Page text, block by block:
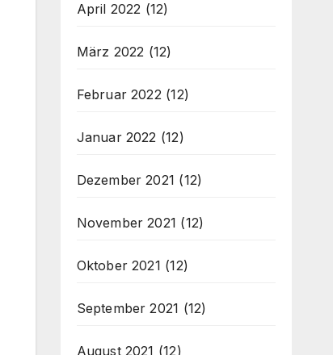
April 2022 (12)
März 2022 (12)
Februar 2022(12)
Januar 2022 (12)
Dezember 2021 (12)
November 2021 (12)
Oktober 2021 (12)
September 2021 (12)
August 2021 (12)